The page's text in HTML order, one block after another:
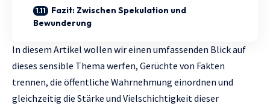
Fazit: Zwischen Spekulation und
Bewunderung
In diesem Artikel wollen wir einen umfassenden Blick auf
dieses sensible Thema werfen, Gerüchte von Fakten
trennen, die öffentliche Wahrnehmung einordnen und
gleichzeitig die Stärke und Vielschichtigkeit dieser